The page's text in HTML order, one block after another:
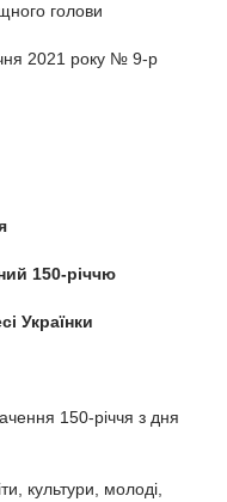
голови
2021 року № 9-р
150-річчю
Українки
150-річчя з дня
культури, молоді,